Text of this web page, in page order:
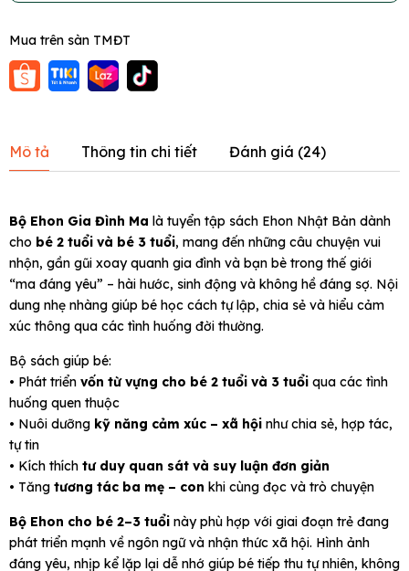
Mua trên sàn TMĐT
Mô tả Thông tin chi tiết Đánh giá (24)
Bộ Ehon Gia Đình Ma là tuyển tập sách Ehon Nhật Bản dành
cho bé 2 tuổi và bé 3 tuổi, mang đến những câu chuyện vui
nhộn, gần gũi xoay quanh gia đình và bạn bè trong thế giới
“ma đáng yêu” – hài hước, sinh động và không hề đáng sợ. Nội
dung nhẹ nhàng giúp bé học cách tự lập, chia sẻ và hiểu cảm
xúc thông qua các tình huống đời thường.
Bộ sách giúp bé:
• Phát triển vốn từ vựng cho bé 2 tuổi và 3 tuổi qua các tình
huống quen thuộc
• Nuôi dưỡng kỹ năng cảm xúc – xã hội như chia sẻ, hợp tác,
tự tin
• Kích thích tư duy quan sát và suy luận đơn giản
• Tăng tương tác ba mẹ – con khi cùng đọc và trò chuyện
Bộ Ehon cho bé 2–3 tuổi này phù hợp với giai đoạn trẻ đang
phát triển mạnh về ngôn ngữ và nhận thức xã hội. Hình ảnh
đáng yêu, nhịp kể lặp lại dễ nhớ giúp bé tiếp thu tự nhiên, không